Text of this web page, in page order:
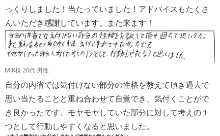
っくりしました！当たっていました！アドバイスもたくさ
んいただき感謝しています。また来ます！
M.K様 20代 男性
自分の内省では気付けない部分の性格を教えて頂き過去で
思い当たることと重ね合わせて自覚でき、気付くことがで
き良かったです。モヤモヤしていた部分に対して考えの１
つとして行動しやすくなると思いました。